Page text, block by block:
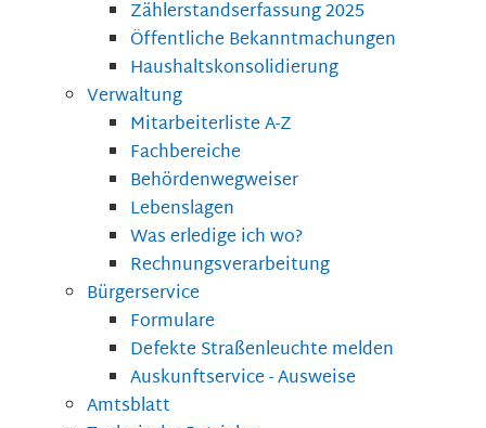
Zählerstandserfassung 2025
Öffentliche Bekanntmachungen
Haushaltskonsolidierung
Verwaltung
Mitarbeiterliste A-Z
Fachbereiche
Behördenwegweiser
Lebenslagen
Was erledige ich wo?
Rechnungsverarbeitung
Bürgerservice
Formulare
Defekte Straßenleuchte melden
Auskunftservice - Ausweise
Amtsblatt